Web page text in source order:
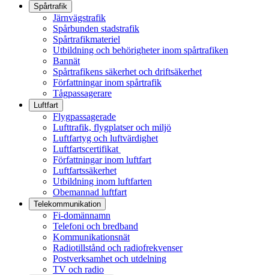
Spårtrafik
Järnvägstrafik
Spårbunden stadstrafik
Spårtrafikmateriel
Utbildning och behörigheter inom spårtrafiken
Bannät
Spårtrafikens säkerhet och driftsäkerhet
Författningar inom spårtrafik
Tågpassagerare
Luftfart
Flygpassagerade
Lufttrafik, flygplatser och miljö
Luftfartyg och luftvärdighet
Luftfartscertifikat
Författningar inom luftfart
Luftfartssäkerhet
Utbildning inom luftfarten
Obemannad luftfart
Telekommunikation
Fi-domännamn
Telefoni och bredband
Kommunikationsnät
Radiotillstånd och radiofrekvenser
Postverksamhet och utdelning
TV och radio